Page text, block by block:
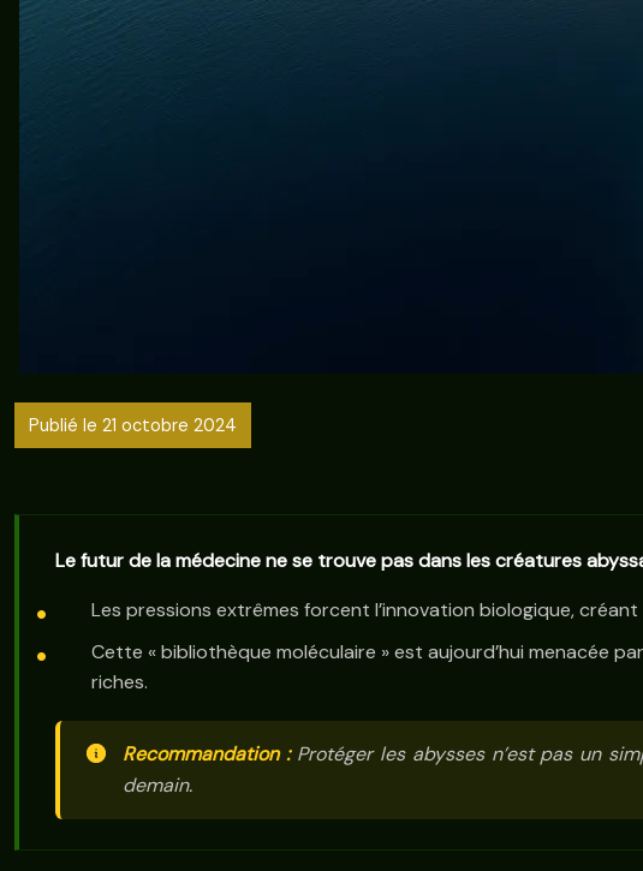
Publié le 21 octobre 2024
Le futur de la médecine ne se trouve pas dans les créatures
Les pressions extrêmes forcent l’innovation biologique,
Cette « bibliothèque moléculaire » est aujourd’hui menacée
riches.
Recommandation :Protéger les abysses n’est pas un
demain.